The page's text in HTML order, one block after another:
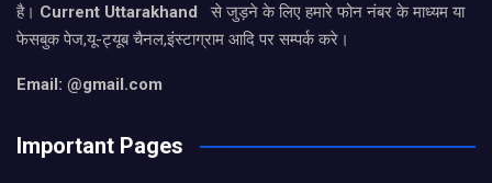
है। Current Uttarakhand
से जुड़ने के लिए हमारे फोन नंबर के माध्यम या
फेसबुक पेज,यू-ट्यूब चैनल,इंस्टाग्राम आदि पर सम्पर्क करे।
Email: @gmail.com
Important Pages